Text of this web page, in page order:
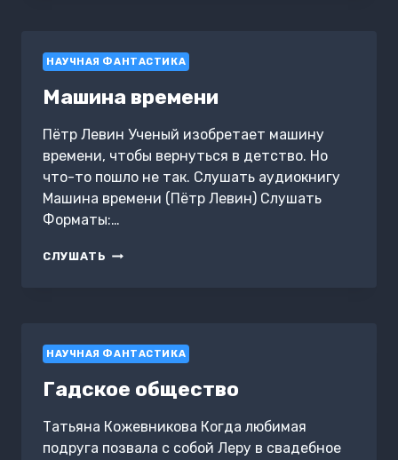
НАУЧНАЯ ФАНТАСТИКА
Машина времени
Пётр Левин Ученый изобретает машину
времени, чтобы вернуться в детство. Но
что-то пошло не так. Слушать аудиокнигу
Машина времени (Пётр Левин) Слушать
Форматы:…
СЛУШАТЬ МАШИНА
НАУЧНАЯ ФАНТАСТИКА
Гадское общество
Татьяна Кожевникова Когда любимая
подруга позвала с собой Леру в свадебное